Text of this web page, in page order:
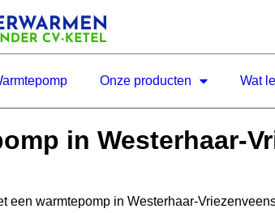
Onze producten Wat
in Westerhaar-
een warmtepomp in Westerhaar-